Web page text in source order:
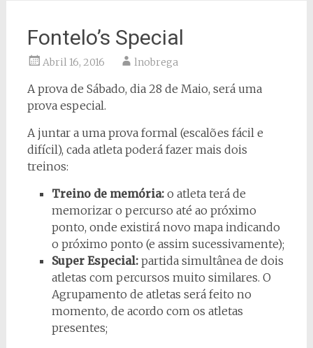
Fontelo’s Special
Abril 16, 2016 lnobrega
A prova de Sábado, dia 28 de Maio, será uma
prova especial.
A juntar a uma prova formal (escalões fácil e
difícil), cada atleta poderá fazer mais dois
treinos:
Treino de memória: o atleta terá de
memorizar o percurso até ao próximo
ponto, onde existirá novo mapa indicando
o próximo ponto (e assim sucessivamente);
Super Especial: partida simultânea de dois
atletas com percursos muito similares. O
Agrupamento de atletas será feito no
momento, de acordo com os atletas
presentes;